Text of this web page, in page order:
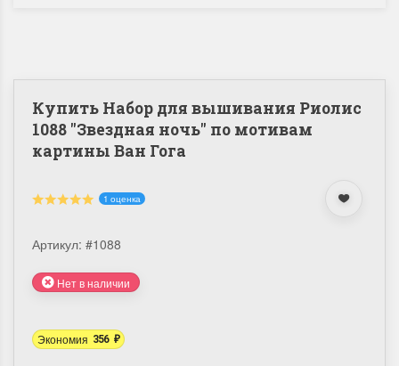
Купить Набор для вышивания Риолис
1088 "Звездная ночь" по мотивам
картины Ван Гога
1 оценка
Артикул: #1088
Нет в наличии
Экономия 356 ₽